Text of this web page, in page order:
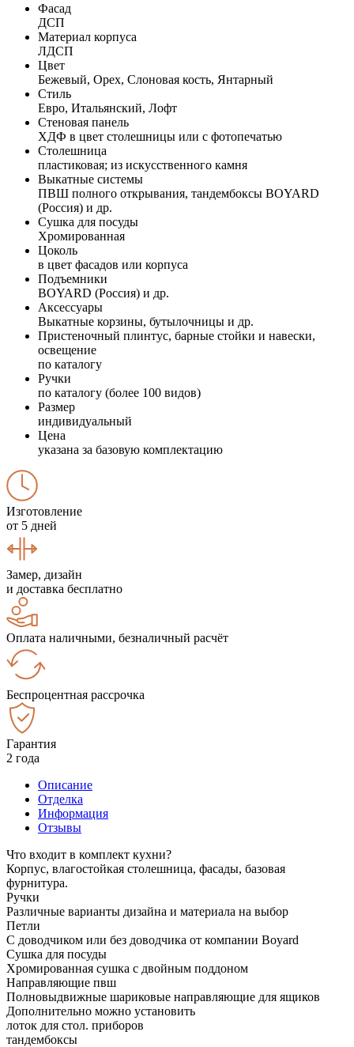
Фасад
ДСП
Материал корпуса
ЛДСП
Цвет
Бежевый, Орех, Слоновая кость, Янтарный
Стиль
Евро, Итальянский, Лофт
Стеновая панель
ХДФ в цвет столешницы или с фотопечатью
Столешница
пластиковая; из искусственного камня
Выкатные системы
ПВШ полного открывания, тандембоксы BOYARD
(Россия) и др.
Сушка для посуды
Хромированная
Цоколь
в цвет фасадов или корпуса
Подъемники
BOYARD (Россия) и др.
Аксессуары
Выкатные корзины, бутылочницы и др.
Пристеночный плинтус, барные стойки и навески,
освещение
по каталогу
Ручки
по каталогу (более 100 видов)
Размер
индивидуальный
Цена
указана за базовую комплектацию
Изготовление
от 5 дней
Замер, дизайн
и доставка бесплатно
Оплата наличными, безналичный расчёт
Беспроцентная рассрочка
Гарантия
2 года
Описание
Отделка
Информация
Отзывы
Что входит в комплект кухни?
Корпус, влагостойкая столешница, фасады, базовая
фурнитура.
Ручки
Различные варианты дизайна и материала на выбор
Петли
С доводчиком или без доводчика от компании Boyard
Сушка для посуды
Хромированная сушка с двойным поддоном
Направляющие пвш
Полновыдвижные шариковые направляющие для ящиков
Дополнительно можно установить
лоток для стол. приборов
тандембоксы